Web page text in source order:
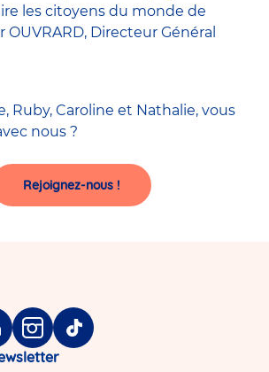
les citoyens du monde de
OUVRARD, Directeur Général
Ruby, Caroline et Nathalie, vous
nous ?
Rejoignez-nous !
Instagram
Tiktok